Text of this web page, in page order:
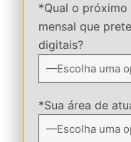
*Qual o
mensal que
digitais?
*Sua área de